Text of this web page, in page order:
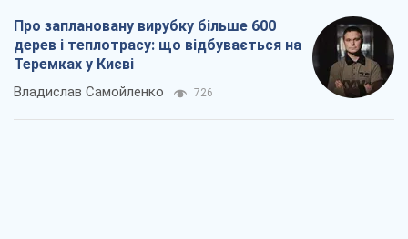
Про заплановану вирубку більше 600
дерев і теплотрасу: що відбувається на
Теремках у Києві
Владислав Самойленко 726